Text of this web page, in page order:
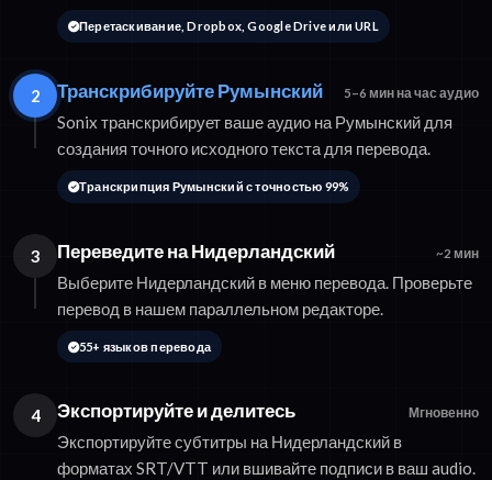
Перетаскивание, Dropbox, Google Drive или URL
2 Транскрибируйте Румынский 5–6 мин на час аудио
Sonix транскрибирует ваше аудио на Румынский для
создания точного исходного текста для перевода.
Транскрипция Румынский с точностью 99%
3 Переведите на Нидерландский ~2 мин
Выберите Нидерландский в меню перевода. Проверьте
перевод в нашем параллельном редакторе.
55+ языков перевода
4 Экспортируйте и делитесь Мгновенно
Экспортируйте субтитры на Нидерландский в
форматах SRT/VTT или вшивайте подписи в ваш audio.